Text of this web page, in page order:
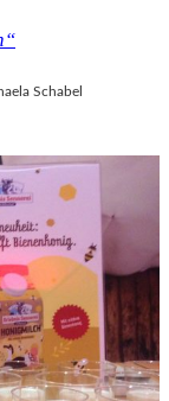
Schabel